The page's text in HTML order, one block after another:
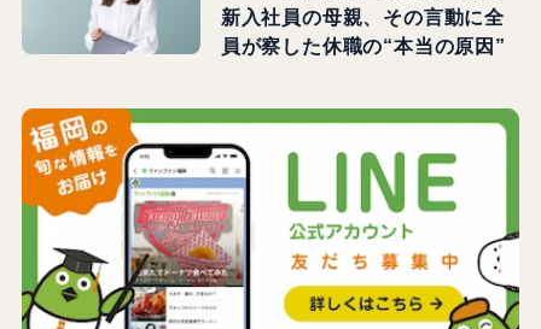
新入社員の母親、その言動に全
員が察した休職の“本当の原因”